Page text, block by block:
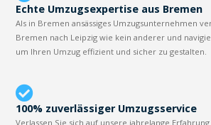
Echte Umzugsexpertise aus Bremen
Als in Bremen ansässiges Umzugsunternehmen
Bremen nach Leipzig wie kein anderer und
um Ihren Umzug effizient und sicher zu gestalten.
100% zuverlässiger Umzugsservice
Verlassen Sie sich auf unsere jahrelange